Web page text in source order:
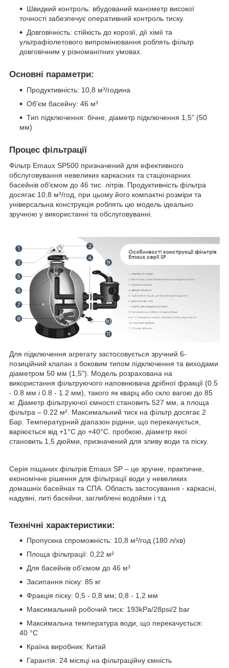
Швидкий контроль: вбудований манометр високої
точності забезпечує оперативний контроль тиску.
Довговічність: стійкість до корозії, дії хімії та
ультрафіолетового випромінювання роблять фільтр
довговічним у різноманітних умовах.
Основні параметри:
Продуктивність: 10,8 м³/година
Об'єм басейну: 46 м³
Тип підключення: бічне, діаметр підключення 1,5" (50
мм)
Процес фільтрації
Фільтр Emaux SP500 призначений для ефективного
обслуговування невеликих каркасних та стаціонарних
басейнів об'ємом до 46 тис. літрів. Продуктивність фільтра
досягає 10,8 м³/год, при цьому його компактні розміри та
універсальна конструкція роблять цю модель ідеально
зручною у використанні та обслуговуванні.
Для підключення агрегату застосовується зручний 6-
позиційний клапан з боковим типом підключення та виходами
діаметром 50 мм (1,5"). Модель розрахована на
використання фільтруючого наповнювача дрібної фракції (0.5
- 0.8 мм і 0.8 - 1.2 мм), такого як кварц або скло вагою до 85
кг. Діаметр фільтруючої ємності становить 527 мм, а площа
фільтра – 0.22 м². Максимальний тиск на фільтр досягає 2
Бар. Температурний діапазон рідини, що перекачується,
варіюється від +1°С до +40°С. пробкою, діаметр якої
становить 1,5 дюйми, призначений для зливу води та піску.
Серія піщаних фільтрів Emaux SP – це зручне, практичне,
економічне рішення для фільтрації води у невеликих
домашніх басейнах та СПА. Область застосування - каркасні,
надувні, литі басейни, заглиблені водойми і т.д.
Технічні характеристики:
Пропускна спроможність: 10,8 м³/год (180 л/хв)
Площа фільтрації: 0,22 м²
Для басейнів об'ємом до 46 м³
Засипання піску: 85 кг
Фракція піску: 0,5 - 0,8 мм; 0,8 - 1,2 мм
Максимальний робочий тиск: 193kPa/28psi/2 bar
Максимальна температура води, що перекачується:
40 °C
Країна виробник: Китай
Гарантія: 24 місяці на фільтраційну ємність